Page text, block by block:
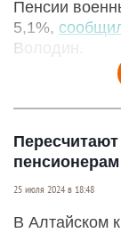
Пенсии
5,1%,
Володин.
25 июля 2024 в 18:48
В Алтайском